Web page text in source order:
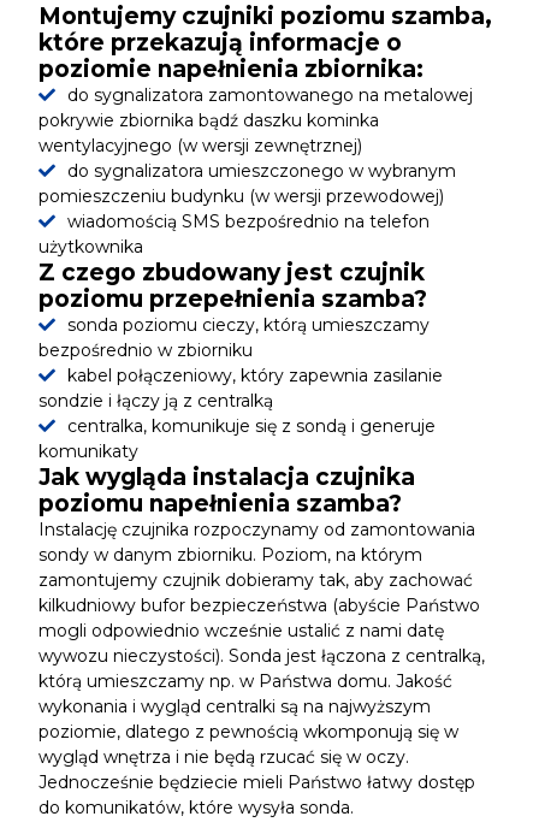
Montujemy czujniki poziomu szamba,
które przekazują informacje o
poziomie napełnienia zbiornika:
do sygnalizatora zamontowanego na metalowej
pokrywie zbiornika bądź daszku kominka
wentylacyjnego (w wersji zewnętrznej)
do sygnalizatora umieszczonego w wybranym
pomieszczeniu budynku (w wersji przewodowej)
wiadomością SMS bezpośrednio na telefon
użytkownika
Z czego zbudowany jest czujnik
poziomu przepełnienia szamba?
sonda poziomu cieczy, którą umieszczamy
bezpośrednio w zbiorniku
kabel połączeniowy, który zapewnia zasilanie
sondzie i łączy ją z centralką
centralka, komunikuje się z sondą i generuje
komunikaty
Jak wygląda instalacja czujnika
poziomu napełnienia szamba?
Instalację czujnika rozpoczynamy od zamontowania
sondy w danym zbiorniku. Poziom, na którym
zamontujemy czujnik dobieramy tak, aby zachować
kilkudniowy bufor bezpieczeństwa (abyście Państwo
mogli odpowiednio wcześnie ustalić z nami datę
wywozu nieczystości). Sonda jest łączona z centralką,
którą umieszczamy np. w Państwa domu. Jakość
wykonania i wygląd centralki są na najwyższym
poziomie, dlatego z pewnością wkomponują się w
wygląd wnętrza i nie będą rzucać się w oczy.
Jednocześnie będziecie mieli Państwo łatwy dostęp
do komunikatów, które wysyła sonda.